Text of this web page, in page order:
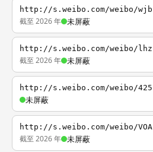
http://s.weibo.com/weibo/wjb
截至 2026 年 未屏蔽
http://s.weibo.com/weibo/lhz
截至 2026 年 未屏蔽
http://s.weibo.com/weibo/425
未屏蔽
http://s.weibo.com/weibo/VOA
截至 2026 年 未屏蔽